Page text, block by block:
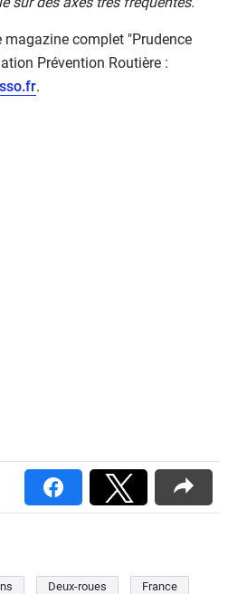
complet "Prudence
Prévention Routière :
.
Deux-roues
France